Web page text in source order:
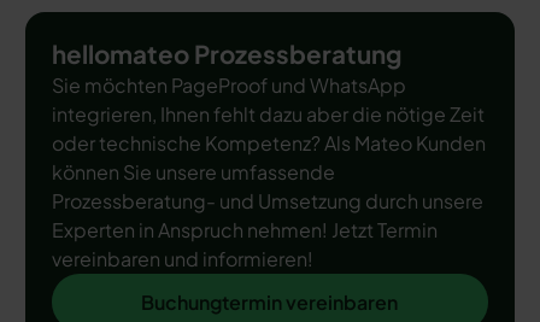
hellomateo Prozessberatung
Sie möchten PageProof und WhatsApp
integrieren, Ihnen fehlt dazu aber die nötige Zeit
oder technische Kompetenz? Als Mateo Kunden
können Sie unsere umfassende
Prozessberatung- und Umsetzung durch unsere
Experten in Anspruch nehmen! Jetzt Termin
vereinbaren und informieren!
Buchungtermin vereinbaren
Buchungtermin vereinbaren